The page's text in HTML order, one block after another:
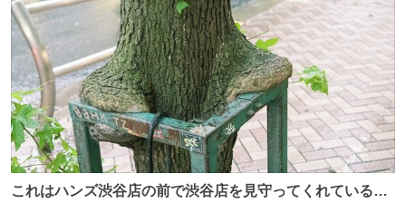
数
これはハンズ渋谷店の前で渋谷店を見守ってくれている